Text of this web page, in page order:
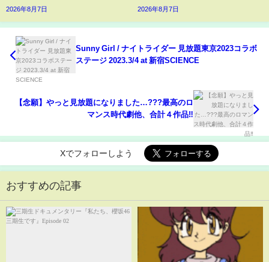
2026年8月7日 2026年8月7日
Sunny Girl / ナイトライダー 見放題東京2023コラボ
ステージ 2023.3/4 at 新宿SCIENCE
【念願】やっと見放題になりました…???最高のロ
マンス時代劇他、合計４作品‼️
Xでフォローしよう
おすすめの記事